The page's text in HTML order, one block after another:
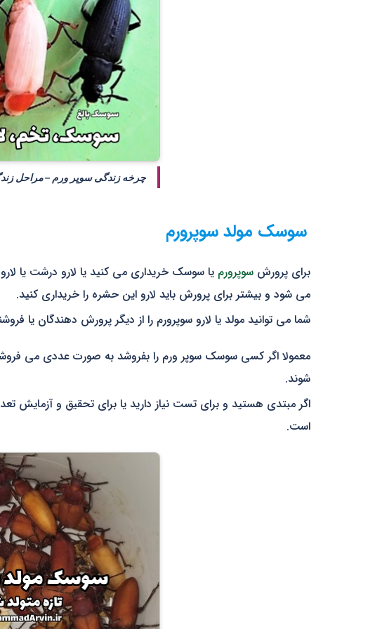
چرخه زندگی سوپر ورم – مراحل
سوسک مولد سوپرورم
برای پرورش سوپرورم یا سوسک خریداری می کنید یا لارو درشت یا
می شود و بیشتر برای پرورش باید لارو این حشره را خریداری کنید.
شما می توانید مولد یا لارو سوپرورم را از دیگر پرورش دهندگان یا
معمولا اگر کسی سوسک سوپر ورم را بفروشد به صورت عددی می
شوند.
است.